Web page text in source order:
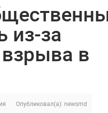
из-за
в
Опубликовал(а): newsmd